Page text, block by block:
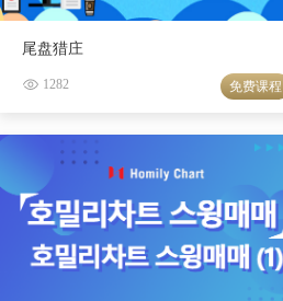
尾盘猎庄
1282 免费课程